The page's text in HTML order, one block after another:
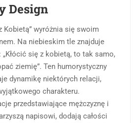
Design
Kobietą” wyróżnia się swoim
Na niebieskim tle znajduje
się z kobietą, to tak samo,
ziemię”. Ten humorystyczny
dynamikę niektórych relacji,
charakteru.
przedstawiające mężczyznę i
napisowi, dodają całości